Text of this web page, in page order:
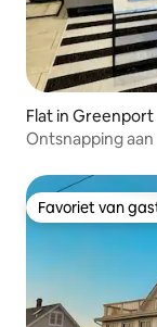
Flat in Greenport
Ontsnapping
Favoriet van
Favoriet van